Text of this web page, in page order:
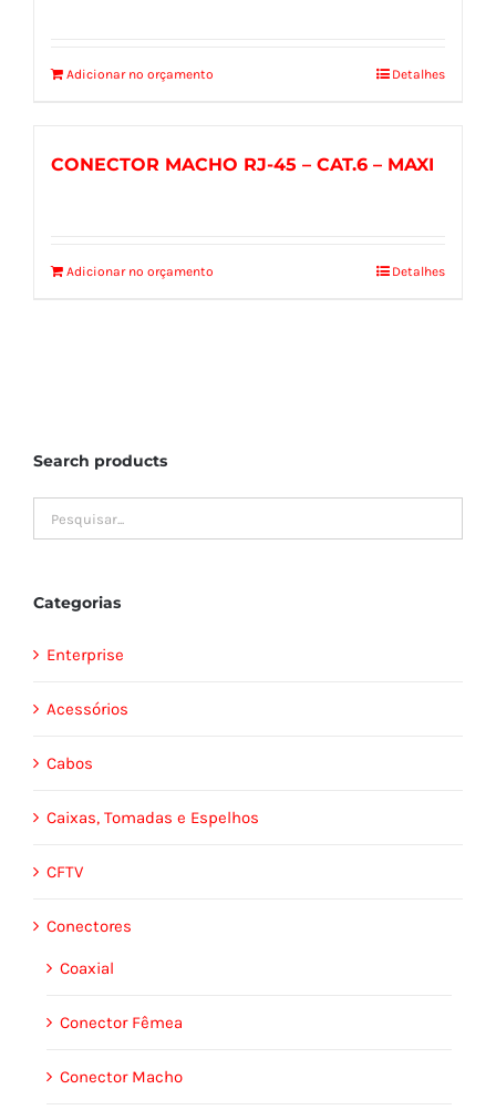
Adicionar no orçamento Detalhes
CONECTOR MACHO RJ-45 – CAT.6 – MAXI
Adicionar no orçamento Detalhes
Search products
Categorias
Enterprise
Acessórios
Cabos
Caixas, Tomadas e Espelhos
CFTV
Conectores
Coaxial
Conector Fêmea
Conector Macho